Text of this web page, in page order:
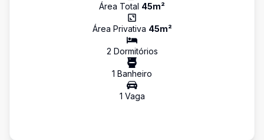
Área Total 45m²
Área Privativa 45m²
2 Dormitórios
1 Banheiro
1 Vaga